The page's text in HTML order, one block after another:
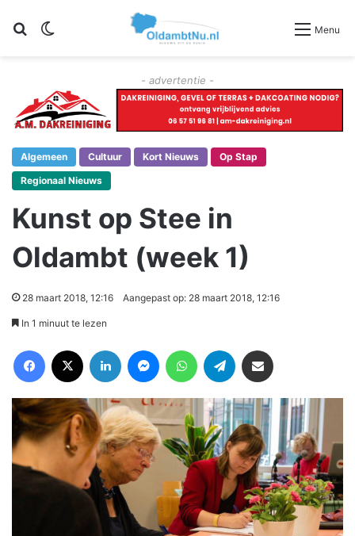
Zoeken Menu
- advertentie -
Algemeen Cultuur Kort Nieuws
Op Stap
Regionaal Nieuws
Kunst op Stee in
Oldambt (week 1)
28 maart 2018, 12:16 Aangepast op: 28 maart 2018, 12:16
In 1 minuut te lezen